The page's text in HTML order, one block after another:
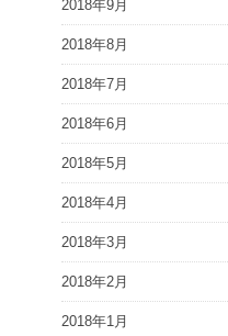
2018年9月
2018年8月
2018年7月
2018年6月
2018年5月
2018年4月
2018年3月
2018年2月
2018年1月